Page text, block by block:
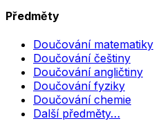
Předměty
Doučování matematiky
Doučování češtiny
Doučování angličtiny
Doučování fyziky
Doučování chemie
Další předměty…